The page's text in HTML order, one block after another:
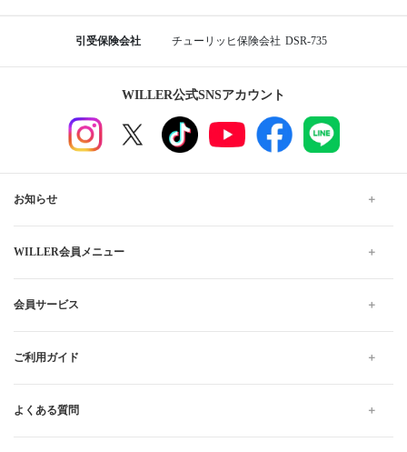
引受保険会社 チューリッヒ保険会社 DSR-735
WILLER公式SNSアカウント
お知らせ
WILLER会員メニュー
会員サービス
ご利用ガイド
よくある質問